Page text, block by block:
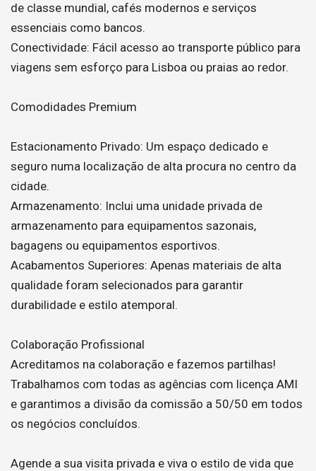
de classe mundial, cafés modernos e serviços
essenciais como bancos.
Conectividade: Fácil acesso ao transporte público para
viagens sem esforço para Lisboa ou praias ao redor.
Comodidades Premium
Estacionamento Privado: Um espaço dedicado e
seguro numa localização de alta procura no centro da
cidade.
Armazenamento: Inclui uma unidade privada de
armazenamento para equipamentos sazonais,
bagagens ou equipamentos esportivos.
Acabamentos Superiores: Apenas materiais de alta
qualidade foram selecionados para garantir
durabilidade e estilo atemporal.
Colaboração Profissional
Acreditamos na colaboração e fazemos partilhas!
Trabalhamos com todas as agências com licença AMI
e garantimos a divisão da comissão a 50/50 em todos
os negócios concluídos.
Agende a sua visita privada e viva o estilo de vida que